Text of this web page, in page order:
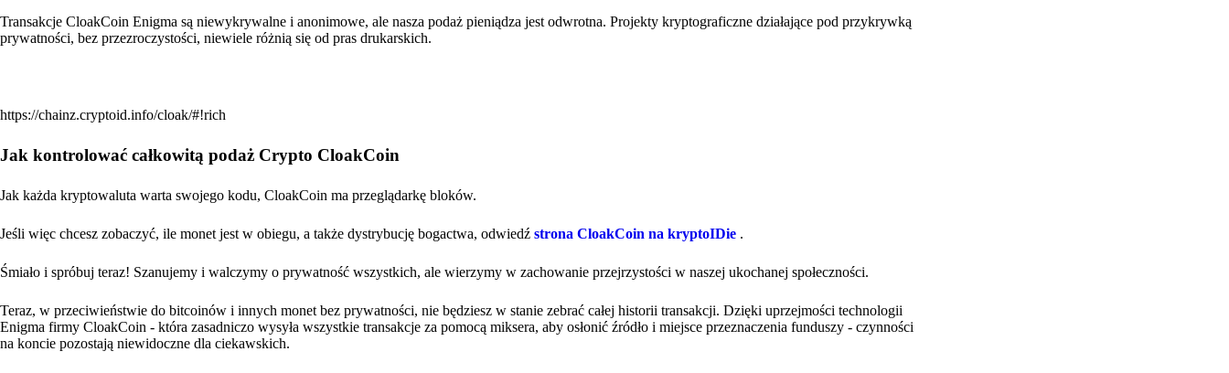
Transakcje CloakCoin Enigma są niewykrywalne i anonimowe, ale nasza podaż pieniądza jest odwrotna. Projekty kryptograficzne działające pod przykrywką
prywatności, bez przezroczystości, niewiele różnią się od pras drukarskich.
https://chainz.cryptoid.info/cloak/#!rich
Jak kontrolować całkowitą podaż Crypto CloakCoin
Jak każda kryptowaluta warta swojego kodu, CloakCoin ma przeglądarkę bloków.
Jeśli więc chcesz zobaczyć, ile monet jest w obiegu, a także dystrybucję bogactwa, odwiedź strona CloakCoin na kryptoIDie .
Śmiało i spróbuj teraz! Szanujemy i walczymy o prywatność wszystkich, ale wierzymy w zachowanie przejrzystości w naszej ukochanej społeczności.
Teraz, w przeciwieństwie do bitcoinów i innych monet bez prywatności, nie będziesz w stanie zebrać całej historii transakcji. Dzięki uprzejmości technologii
Enigma firmy CloakCoin - która zasadniczo wysyła wszystkie transakcje za pomocą miksera, aby osłonić źródło i miejsce przeznaczenia funduszy - czynności
na koncie pozostają niewidoczne dla ciekawskich.